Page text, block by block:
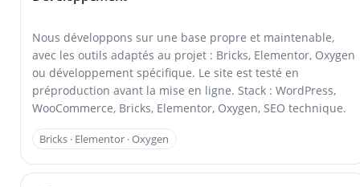
Nous développons sur une base propre et maintenable,
avec les outils adaptés au projet : Bricks, Elementor, Oxygen
ou développement spécifique. Le site est testé en
préproduction avant la mise en ligne. Stack : WordPress,
WooCommerce, Bricks, Elementor, Oxygen, SEO technique.
Bricks · Elementor · Oxygen